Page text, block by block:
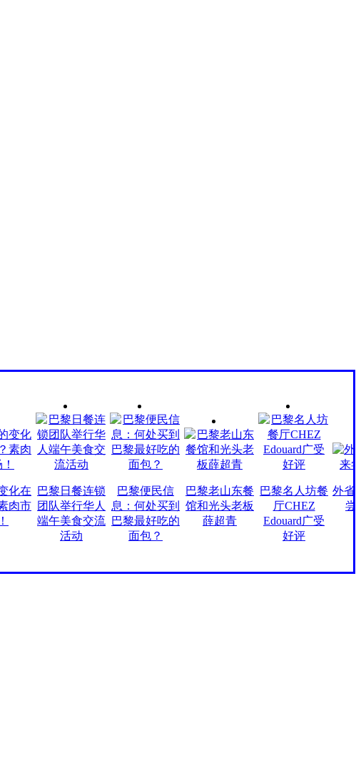
在
市
巴黎日餐连锁
团队举行华人
端午美食交流
活动
巴黎便民信
息：何处买到
巴黎最好吃的
面包？
巴黎老山东餐
馆和光头老板
薛超青
巴黎名人坊餐
厅CHEZ
Edouard广受
好评
外省美
尝鲜